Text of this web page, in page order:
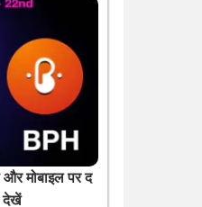
और मोबाइल पर द
देखें